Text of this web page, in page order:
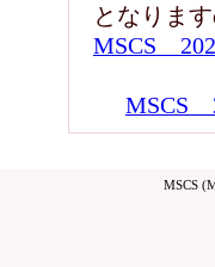
となりま
MSCS
MSCS
MSCS